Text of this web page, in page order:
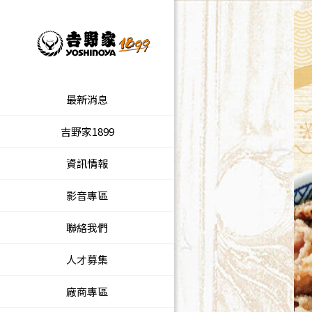
最新消息
吉野家1899
資訊情報
影音專區
聯絡我們
人才募集
廠商專區